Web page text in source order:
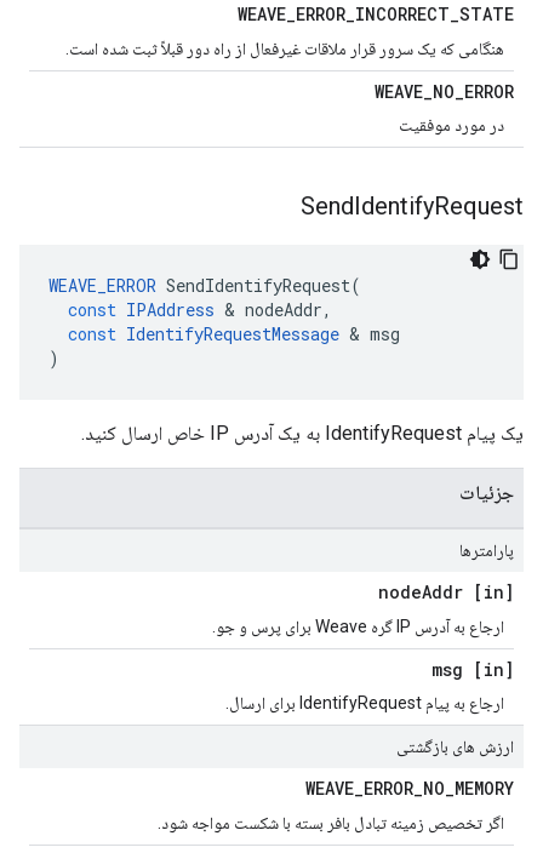
WEAVE_ERROR_INCORRECT_STATE
هنگامی که یک سرور قرار ملاقات غیرفعال از راه دور قبلاً ثبت شده است.
WEAVE_NO_ERROR
در مورد موفقیت
SendIdentifyRequest
WEAVE_ERROR SendIdentifyRequest(
const IPAddress & nodeAddr,
const IdentifyRequestMessage & msg
)
یک پیام IdentifyRequest به یک آدرس IP خاص ارسال کنید.
جزئیات
پارامترها
[in] node
Addr
ارجاع به آدرس IP گره Weave برای پرس و جو.
[in] msg
ارجاع به پیام IdentifyRequest برای ارسال.
ارزش های بازگشتی
WEAVE_ERROR_NO_MEMORY
اگر تخصیص زمینه تبادل بافر بسته با شکست مواجه شود.